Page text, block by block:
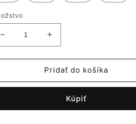
množstvo
pre
zástera
s
Zvýšiť
množstvo
pre
Šatová
zástera
modrá
s
Pridať do košíka
Kúpiť